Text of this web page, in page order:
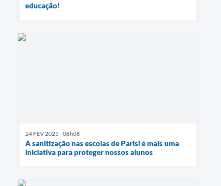
educação!
24 FEV 2025 - 08h08
A sanitização nas escolas de Parisi é mais uma
iniciativa para proteger nossos alunos